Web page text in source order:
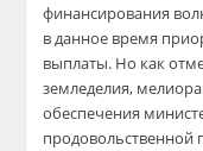
финансирования
в данное время
выплаты. Но как
земледелия,
обеспечения
продовольственной